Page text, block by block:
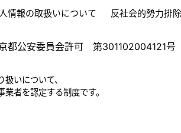
情報の取扱いについて 反社会的勢力排
都公安委員会許可 第301102004121号
いについて、
者を認定する制度です。